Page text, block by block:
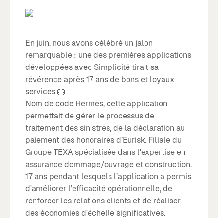
En juin, nous avons célébré un jalon
remarquable : une des premières applications
développées avec Simplicité tirait sa
révérence après 17 ans de bons et loyaux
services 🎂
Nom de code Hermès, cette application
permettait de gérer le processus de
traitement des sinistres, de la déclaration au
paiement des honoraires d’Eurisk. Filiale du
Groupe TEXA spécialisée dans l'expertise en
assurance dommage/ouvrage et construction.
17 ans pendant lesquels l’application a permis
d'améliorer l’efficacité opérationnelle, de
renforcer les relations clients et de réaliser
des économies d'échelle significatives.